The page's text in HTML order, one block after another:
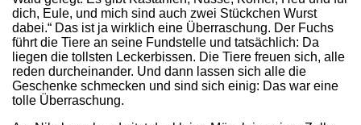
dich, Eule, und mich sind auch zwei Stückchen Wurst
dabei.“ Das ist ja wirklich eine Überraschung. Der Fuchs
führt die Tiere an seine Fundstelle und tatsächlich: Da
liegen die tollsten Leckerbissen. Die Tiere freuen sich, alle
reden durcheinander. Und dann lassen sich alle die
Geschenke schmecken und sind sich einig: Das war eine
tolle Überraschung.